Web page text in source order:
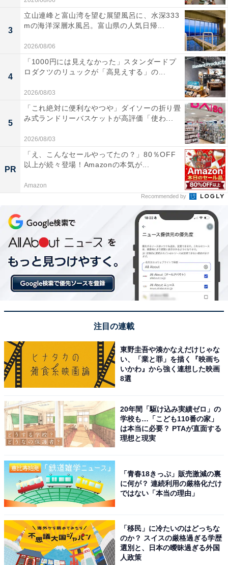
3
立山連峰と富山湾を望む展望風呂に、水深333
mの海洋深層水風呂。富山県の人気日帰...
2026/08/06
4
「1000円には見えなかった」スタンダードプ
ロダクツのリュックが「高見えする」の...
2026/08/03
5
「これ絶対に便利なやつや」ダイソーの折り畳
み式ランドリーバスケットが高評価「使わ...
2026/08/03
PR
「え、こんなセールやってたの？」80％OFF
以上が続々登場！Amazonの本気が...
Amazon
Recommended by
注目の連載
東野圭吾や湊かなえだけじゃな
い、「業と罪」を描く『映画ち
いかわ』から強く連想した映画
8選
20年間「駆け込み実績ゼロ」の
学校も…「こども110番の家」
は本当に必要？ PTAが直面する
理想と現実
「青春18きっぷ」販売激減の裏
に何が？ 連続利用の厳格化だけ
ではない「本当の理由」
「移民」に冷たいのはどっちな
のか？ スイスの厳格過ぎる学歴
選別と、日本の曖昧過ぎる外国
人政策